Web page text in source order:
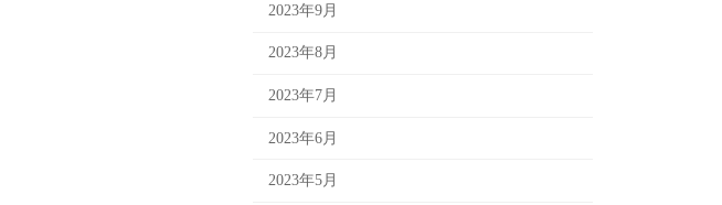
2023年9月
2023年8月
2023年7月
2023年6月
2023年5月